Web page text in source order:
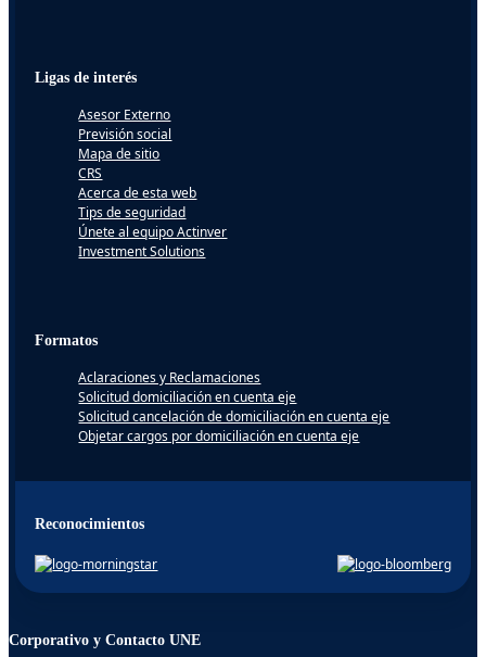
Ligas de interés
Asesor Externo
Previsión social
Mapa de sitio
CRS
Acerca de esta web
Tips de seguridad
Únete al equipo Actinver
Investment Solutions
Formatos
Aclaraciones y Reclamaciones
Solicitud domiciliación en cuenta eje
Solicitud cancelación de domiciliación en cuenta eje
Objetar cargos por domiciliación en cuenta eje
Reconocimientos
Corporativo y Contacto UNE